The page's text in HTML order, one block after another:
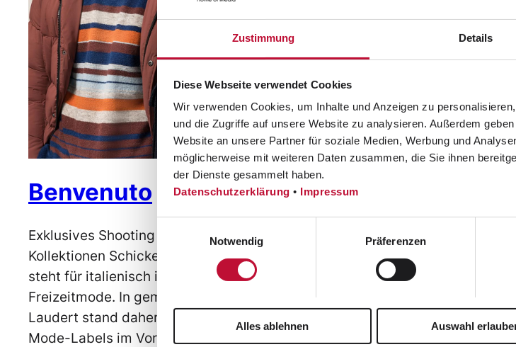
Zustimmung Details
Diese Webseite verwendet Cookies
Wir verwenden Cookies, um Inhalte und Anzeigen zu
und die Zugriffe auf unsere Website zu analysieren. Außerdem
Website an unsere Partner für soziale Medien, Werbung und
möglicherweise mit weiteren Daten zusammen, die Sie ihnen
der Dienste gesammelt haben.
Datenschutzerklärung • Impressum
Notwendig
Präferenzen
Alles ablehnen Auswahl
Benvenuto
Exklusives Shooting für hochwertige
Kollektionen Schicke Einblicke BENVENUTO
steht für italienisch inspirierte Business-und
Freizeitmode. In gemeinsamen Shootings mit
Laudert stand daher die Exklusivität des
Mode-Labels im Vordergrund, um die
GROHE
Aus Konstruktionsdaten
Visualisierungen für GROHE
seine Badlösungen,
Sanitärprodukte weltbekannt.
einzigartigen Produkten in